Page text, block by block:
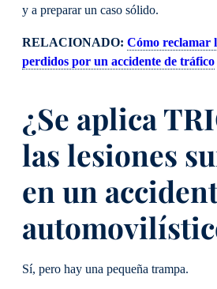
y a preparar un caso sólido.
RELACIONADO: Cómo reclamar
perdidos por un accidente de tráfico
¿Se aplica
las lesiones
en un
Sí, pero hay una pequeña trampa.